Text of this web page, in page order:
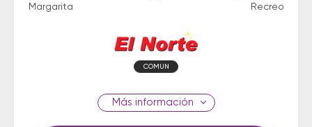
Margarita Recreo
COMUN
información